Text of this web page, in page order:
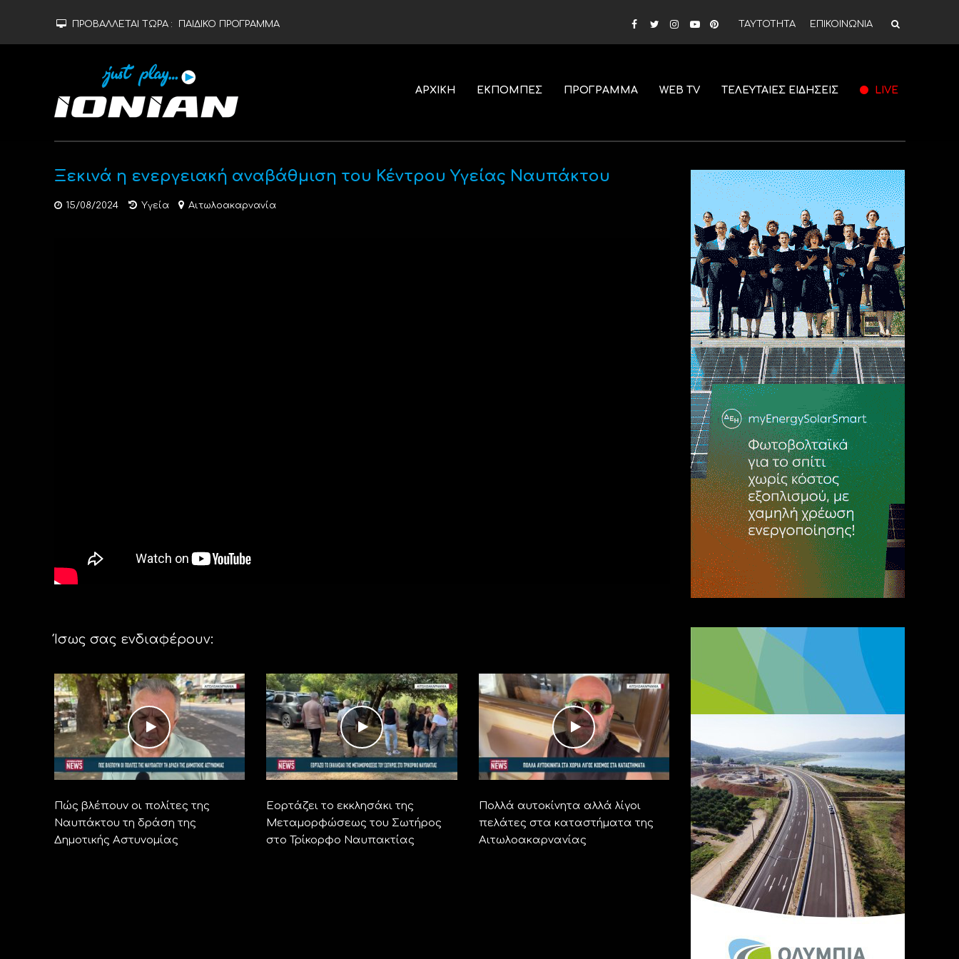
ΠΡΟΒΑΛΛΕΤΑΙ ΤΩΡΑ : ΠΑΙΔΙΚΟ ΠΡΟΓΡΑΜΜΑ ΤΑΥΤΟΤΗΤΑ ΕΠΙΚΟΙΝΩΝΙΑ
ΑΡΧΙΚΗ ΕΚΠΟΜΠΕΣ ΠΡΟΓΡΑΜΜΑ WEB TV ΤΕΛΕΥΤΑΙΕΣ ΕΙΔΗΣΕΙΣ LIVE
Ξεκινά η ενεργειακή αναβάθμιση του Κέντρου Υγείας Ναυπάκτου
15/08/2024 Υγεία Αιτωλοακαρνανία
Ίσως σας ενδιαφέρουν:
Πώς βλέπουν οι πολίτες της
Ναυπάκτου τη δράση της
Δημοτικής Αστυνομίας
Εορτάζει το εκκλησάκι της
Μεταμορφώσεως του Σωτήρος
στο Τρίκορφο Ναυπακτίας
Πολλά αυτοκίνητα αλλά λίγοι
πελάτες στα καταστήματα της
Αιτωλοακαρνανίας